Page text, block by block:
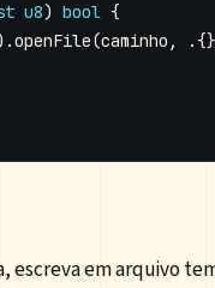
u8) bool {
openFile(caminho ,
escreva em arquivo